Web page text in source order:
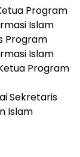
Program
Islam
Program
Islam
Program
Sekretaris
Islam